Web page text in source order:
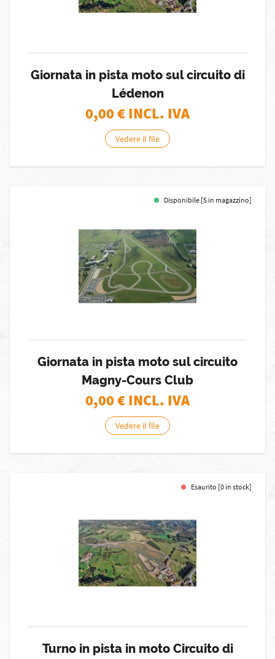
Giornata in pista moto sul circuito di
Lédenon
0,00€ INCL. IVA
Vedere il file
Disponibile [5 in magazzino]
Giornata in pista moto sul circuito
Magny-Cours Club
0,00€ INCL. IVA
Vedere il file
Esaurito [0 in stock]
Turno in pista in moto Circuito di